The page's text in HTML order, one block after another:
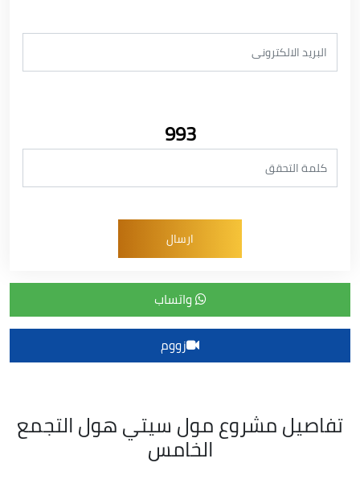
993
واتساب
زووم
تفاصيل مشروع مول سيتي هول التجمع
الخامس